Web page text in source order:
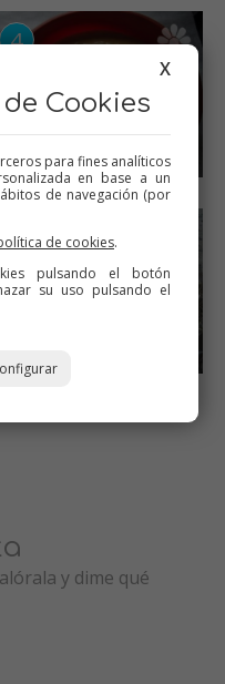
y dime qué
X
Cookies
para fines analíticos
en base a un
de navegación (por
de cookies.
pulsando el botón
su uso pulsando el